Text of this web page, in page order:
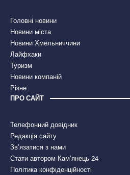
Головні новини
Новини міста
Новини Хмельниччини
Лайфхаки
Туризм
Новини компаній
Різне
ПРО САЙТ
Телефонний довідник
Редакція сайту
Зв’язатися з нами
Стати автором Кам’янець 24
Політика конфіденційності